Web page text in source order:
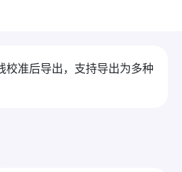
准后导出，支持导出为多种